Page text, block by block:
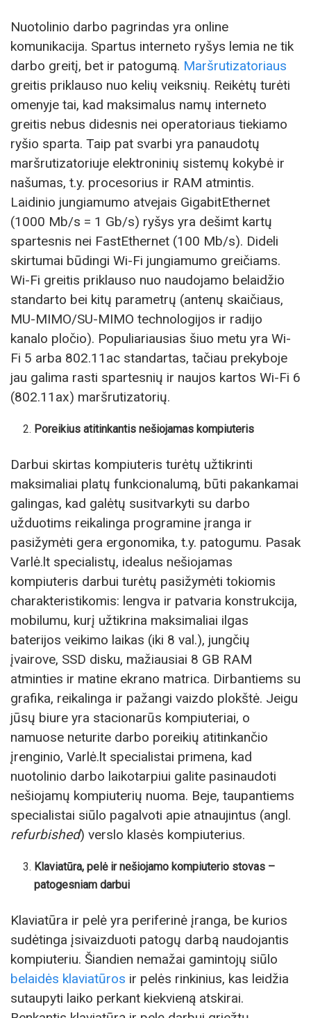
Nuotolinio darbo pagrindas yra online
komunikacija. Spartus interneto ryšys lemia ne tik
darbo greitį, bet ir patogumą. Maršrutizatoriaus
greitis priklauso nuo kelių veiksnių. Reikėtų turėti
omenyje tai, kad maksimalus namų interneto
greitis nebus didesnis nei operatoriaus tiekiamo
ryšio sparta. Taip pat svarbi yra panaudotų
maršrutizatoriuje elektroninių sistemų kokybė ir
našumas, t.y. procesorius ir RAM atmintis.
Laidinio jungiamumo atvejais GigabitEthernet
(1000 Mb/s = 1 Gb/s) ryšys yra dešimt kartų
spartesnis nei FastEthernet (100 Mb/s). Dideli
skirtumai būdingi Wi-Fi jungiamumo greičiams.
Wi-Fi greitis priklauso nuo naudojamo belaidžio
standarto bei kitų parametrų (antenų skaičiaus,
MU-MIMO/SU-MIMO technologijos ir radijo
kanalo pločio). Populiariausias šiuo metu yra Wi-
Fi 5 arba 802.11ac standartas, tačiau prekyboje
jau galima rasti spartesnių ir naujos kartos Wi-Fi 6
(802.11ax) maršrutizatorių.
Poreikius atitinkantis nešiojamas kompiuteris
Darbui skirtas kompiuteris turėtų užtikrinti
maksimaliai platų funkcionalumą, būti pakankamai
galingas, kad galėtų susitvarkyti su darbo
užduotims reikalinga programine įranga ir
pasižymėti gera ergonomika, t.y. patogumu. Pasak
Varlė.lt specialistų, idealus nešiojamas
kompiuteris darbui turėtų pasižymėti tokiomis
charakteristikomis: lengva ir patvaria konstrukcija,
mobilumu, kurį užtikrina maksimaliai ilgas
baterijos veikimo laikas (iki 8 val.), jungčių
įvairove, SSD disku, mažiausiai 8 GB RAM
atminties ir matine ekrano matrica. Dirbantiems su
grafika, reikalinga ir pažangi vaizdo plokštė. Jeigu
jūsų biure yra stacionarūs kompiuteriai, o
namuose neturite darbo poreikių atitinkančio
įrenginio, Varlė.lt specialistai primena, kad
nuotolinio darbo laikotarpiui galite pasinaudoti
nešiojamų kompiuterių nuoma. Beje, taupantiems
specialistai siūlo pagalvoti apie atnaujintus (angl.
refurbished) verslo klasės kompiuterius.
Klaviatūra, pelė ir nešiojamo kompiuterio stovas –
patogesniam darbui
Klaviatūra ir pelė yra periferinė įranga, be kurios
sudėtinga įsivaizduoti patogų darbą naudojantis
kompiuteriu. Šiandien nemažai gamintojų siūlo
belaidės klaviatūros ir pelės rinkinius, kas leidžia
sutaupyti laiko perkant kiekvieną atskirai.